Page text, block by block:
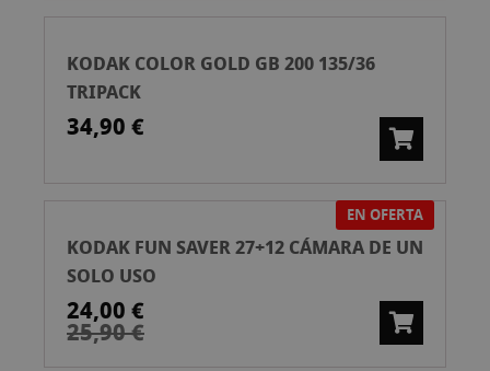
KODAK COLOR GOLD GB 200 135/36
TRIPACK
34,90 €
EN OFERTA
KODAK FUN SAVER 27+12 CÁMARA DE UN
SOLO USO
24,00 €
25,90 €